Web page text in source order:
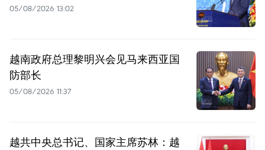
05/08/2026 13:02
越南政府总理黎明兴会见马来西亚国
防部长
05/08/2026 11:37
越共中央总书记、国家主席苏林：越